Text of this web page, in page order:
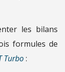
les bilans
formules de
Turbo: